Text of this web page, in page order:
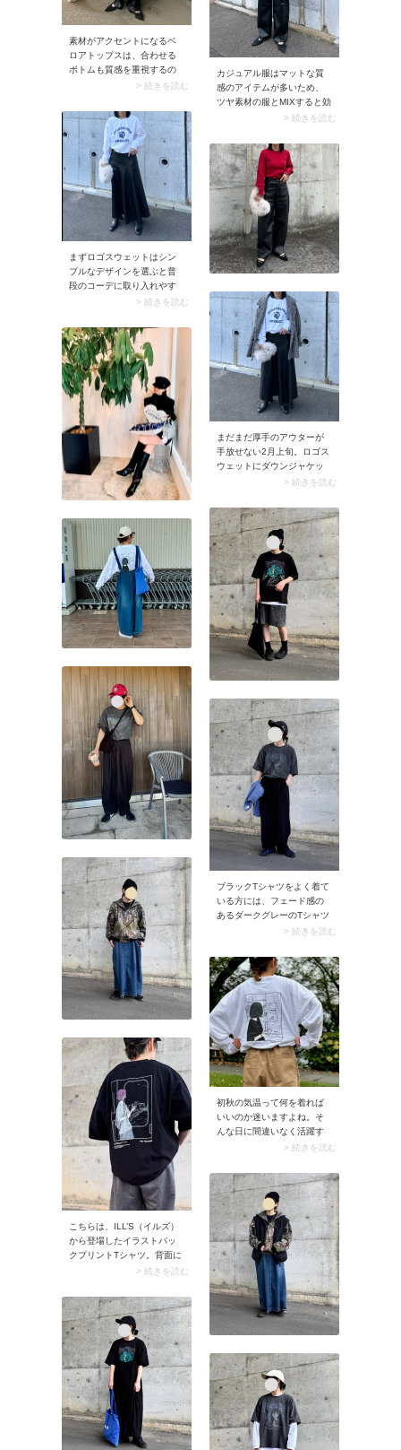
素材がアクセントになるベ
ロアトップスは、合わせる
ボトムも質感を重視するの
が気分。エッジィなツヤが
と、モードなカジュアルコ
ーデにシフトします。素材
自体に存在感がある分、デ
ザインはあえてシンプルに
まとめるのが洗練見えのコ
ツです。
> 続きを読む
カジュアル服はマットな質
感のアイテムが多いため、
ツヤ素材の服とMIXすると効
果的。スナップのようなロ
沢のあるレザーパンツを合
わせてスタイリング。大人
ならではのリッチなムード
と奥行きが生まれます。
> 続きを読む
まずロゴスウェットはシン
プルなデザインを選ぶと普
段のコーデに取り入れやす
くなります。例えばクリー
ジロゴが入っているスウェ
ットはぴったり。ここにウ
エスト周りをタイトに絞っ
た黒のロングフレアスカー
トを合わせるとメリハリの
ある着こなしに。足元をツ
ヤのあるブラックブーツで
繋いで、きれいめに仕上げ
てみましょう。
> 続きを読む
まだまだ厚手のアウターが
手放せない2月上旬。ロゴス
ウェットにダウンジャケッ
トやツイードコートを羽織
冬っぽさも控えめに。対し
てスウェットにリラクシー
な雰囲気があるので、重量
感のある冬用アウターも軽
やかに着こなせます。
> 続きを読む
ブラックTシャツをよく着て
いる方には、フェード感の
あるダークグレーのTシャツ
がおすすめ。ブラックのワ
トインするだけで、こなれ
たムードたっぷりに仕上が
ります。
> 続きを読む
初秋の気温って何を着れば
いいのか迷いますよね。そ
んな日に間違いなく活躍す
るのがロンT（長袖Tシャ
トデザインを選ぶと今年っ
ぽく、カジュアルコーデが
あか抜けますよ♪
> 続きを読む
こちらは、ILL’S（イルズ）
から登場したイラストバッ
クプリントTシャツ。背面に
プリントされたちょっと懐
インが今っぽくて素敵！ ユ
ニセックスで使えるアイテ
ムなので、彼と一緒にコー
デを楽しむこともできます
よ。▼ 着用アイテムと同じ
商品をチェックする（AD）
※価格、送料、その他につ
いては、商品のサイズや色
等によって異なる場合があ
りますILL’S（イルズ）25SS
新柄追加 イラストバックプ
> 続きを読む